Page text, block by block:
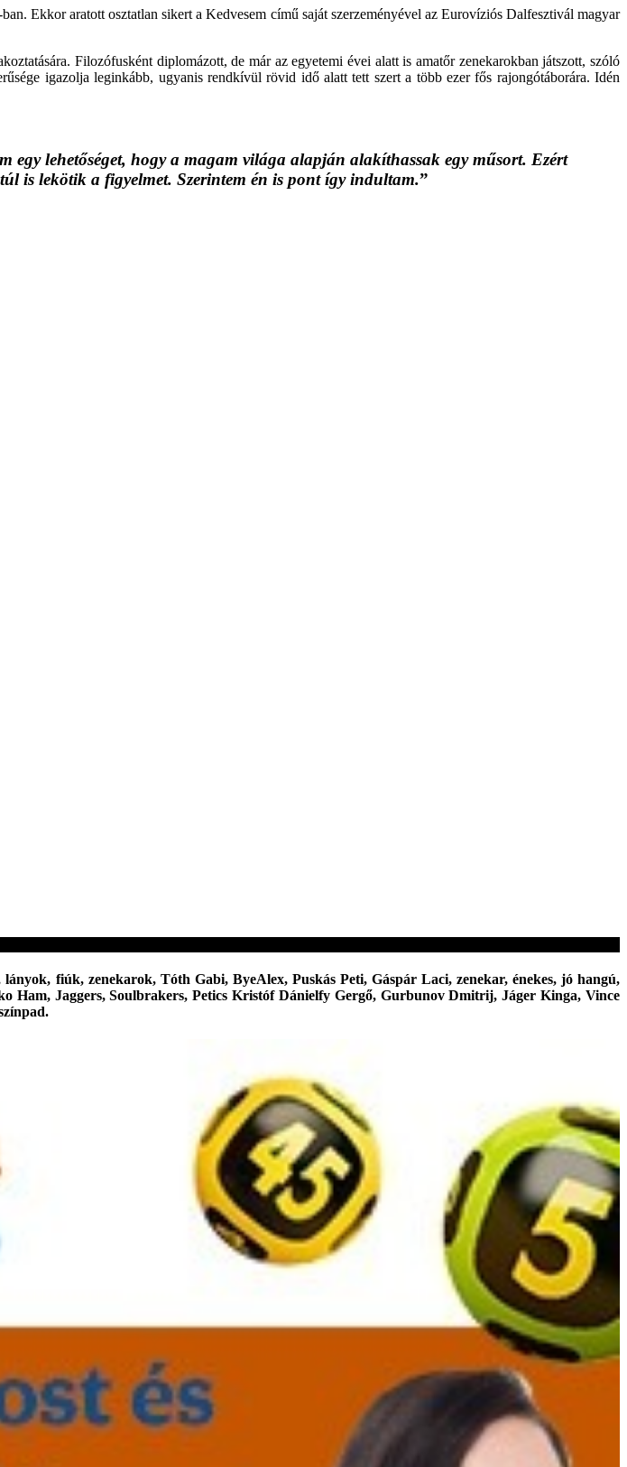
Ekkor aratott osztatlan sikert a Kedvesem című saját szerzeményével az Eurovíziós Dalfesztivál magyar
Filozófusként diplomázott, de már az egyetemi évei alatt is amatőr zenekarokban játszott, szóló
igazolja leginkább, ugyanis rendkívül rövid idő alatt tett szert a több ezer fős rajongótáborára. Idén
lehetőséget, hogy a magam világa alapján alakíthassak egy műsort. Ezért
is lekötik a figyelmet. Szerintem én is pont így indultam.”
fiúk, zenekarok, Tóth Gabi, ByeAlex, Puskás Peti, Gáspár Laci, zenekar, énekes, jó hangú,
Ham, Jaggers, Soulbrakers, Petics Kristóf Dánielfy Gergő, Gurbunov Dmitrij, Jáger Kinga, Vince